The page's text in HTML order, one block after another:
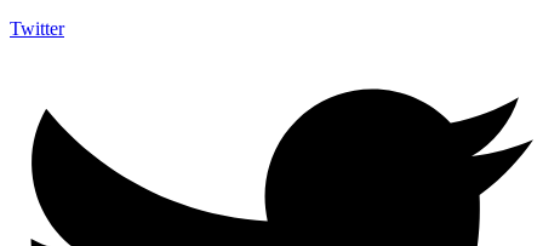
Twitter